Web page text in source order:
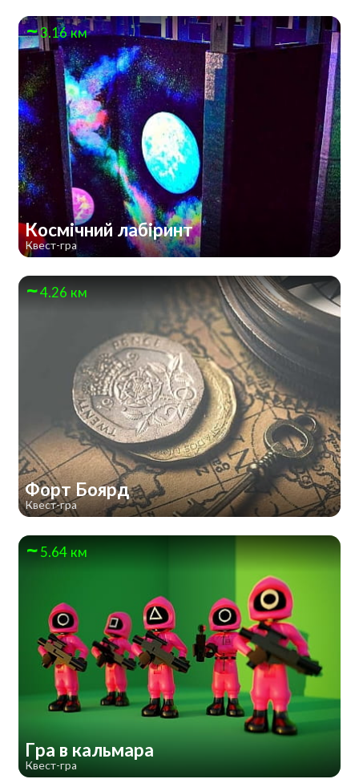
3.16 км
Космічний лабіринт
Квест-гра
4.26 км
Форт Боярд
Квест-гра
5.64 км
Гра в кальмара
Квест-гра